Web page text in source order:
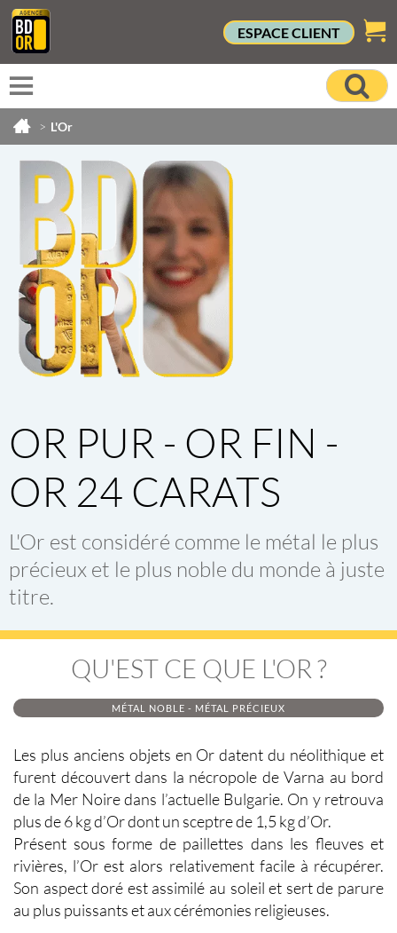
ESPACE CLIENT
> L'Or
OR PUR - OR FIN -
OR 24 CARATS
L'Or est considéré comme le métal le plus
précieux et le plus noble du monde à juste
titre.
QU'EST CE QUE L'OR ?
MÉTAL NOBLE - MÉTAL PRÉCIEUX
Les plus anciens objets en Or datent du néolithique et
furent découvert dans la nécropole de Varna au bord
de la Mer Noire dans l’actuelle Bulgarie. On y retrouva
plus de 6 kg d’Or dont un sceptre de 1,5 kg d’Or.
Présent sous forme de paillettes dans les fleuves et
rivières, l’Or est alors relativement facile à récupérer.
Son aspect doré est assimilé au soleil et sert de parure
au plus puissants et aux cérémonies religieuses.